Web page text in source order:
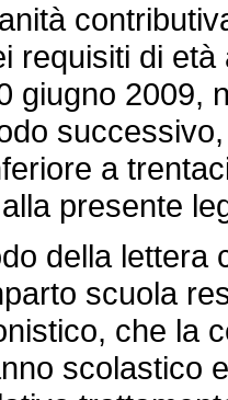
requisiti di
giugno 2009,
a
presente
della lettera
scuola
che la
scolastico